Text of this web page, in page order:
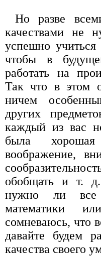
Но разве
качествами не
успешно
чтобы в
работать на
Так что в этом
ничем
других
каждый из вас
была
воображение,
обобщать и т.
нужно ли все
математики
сомневаюсь, что
давайте будем
качества своего